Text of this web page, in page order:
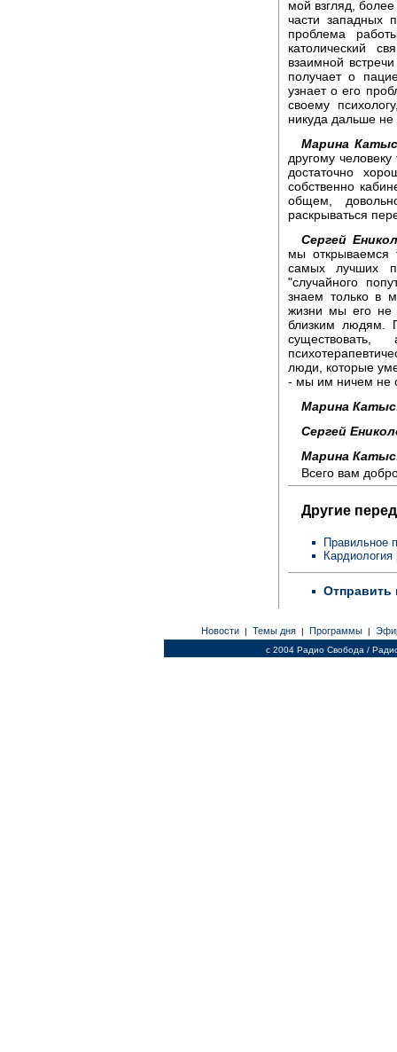
мой взгляд,
части западных
проблема
католический
взаимной
получает о
узнает о его
своему
никуда дальше не
Марина
другому
достаточно
собственно
общем,
раскрываться
Сергей
мы открываемся
самых лучших
"случайного
знаем только в
жизни мы его не
близким людям.
люди, которые
- мы им ничем не
Марина
Сергей
Марина
Всего вам
Другие
Правильное
Кардиология
Отправить
Новости | Темы дня | Программы |
c 2004 Радио Свобода /